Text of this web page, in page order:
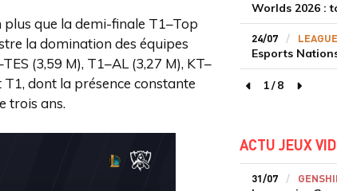
plus que la demi-finale T1–Top
la domination des équipes
(3,59 M), T1–AL (3,27 M), KT–
T1, dont la présence constante
trois ans.
Worlds 2026 :
24/07
page précédente
1/8
page
ACTU JEUX
31/07